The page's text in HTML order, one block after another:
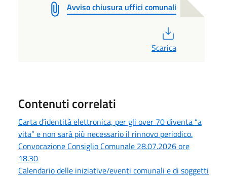
Avviso chiusura uffici comunali
Scarica
Contenuti correlati
Carta d’identità elettronica, per gli over 70 diventa “a
vita” e non sarà più necessario il rinnovo periodico.
Convocazione Consiglio Comunale 28.07.2026 ore
18.30
Calendario delle iniziative/eventi comunali e di soggetti